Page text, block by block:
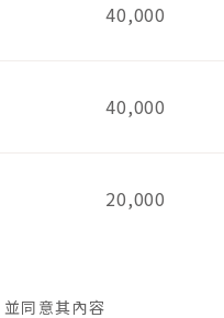
40,000
40,000
20,000
並同意其內容